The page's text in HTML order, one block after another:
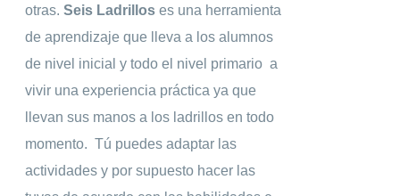
otras.Seis Ladrillos es una herramienta
de aprendizaje que lleva a los alumnos
de nivel inicial y todo el nivel primario a
vivir una experiencia práctica ya que
llevan sus manos a los ladrillos en todo
momento. Tú puedes adaptar las
actividades y por supuesto hacer las